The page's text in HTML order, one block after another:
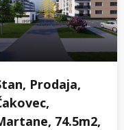
Prodaja,
74.5m2,